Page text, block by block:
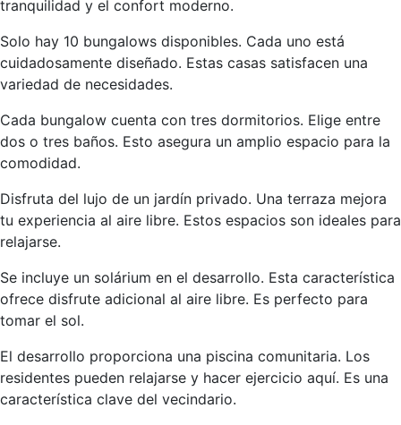
tranquilidad y el confort moderno.
Solo hay 10 bungalows disponibles. Cada uno está
cuidadosamente diseñado. Estas casas satisfacen una
variedad de necesidades.
Cada bungalow cuenta con tres dormitorios. Elige entre
dos o tres baños. Esto asegura un amplio espacio para la
comodidad.
Disfruta del lujo de un jardín privado. Una terraza mejora
tu experiencia al aire libre. Estos espacios son ideales para
relajarse.
Se incluye un solárium en el desarrollo. Esta característica
ofrece disfrute adicional al aire libre. Es perfecto para
tomar el sol.
El desarrollo proporciona una piscina comunitaria. Los
residentes pueden relajarse y hacer ejercicio aquí. Es una
característica clave del vecindario.